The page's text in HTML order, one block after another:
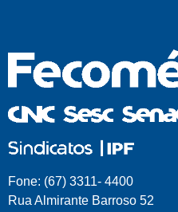
Fone: (67) 3311- 4400
Rua Almirante Barroso 52